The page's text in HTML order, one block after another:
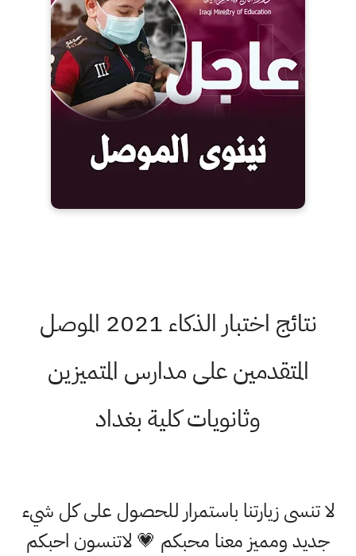
نتائج اختبار الذكاء 2021 الموصل
المتقدمين على مدارس المتميزين
وثانويات كلية بغداد
لا تنسى زيارتنا باستمرار للحصول على كل شيء
جديد ومميز معنا محبكم 💗 لاتنسون احبكم